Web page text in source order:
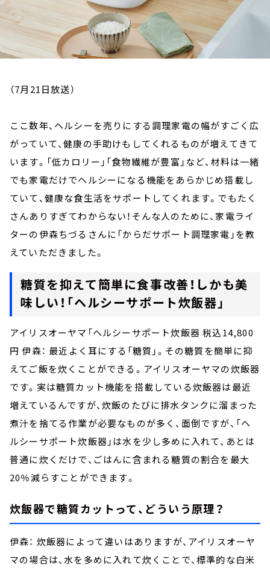
（7月21日放送）
ここ数年、ヘルシーを売りにする調理家電の幅がすごく広
がっていて、健康の手助けもしてくれるものが増えてきて
います。「低カロリー」「食物繊維が豊富」など、材料は一緒
でも家電だけでヘルシーになる機能をあらかじめ搭載し
ていて、健康な食生活をサポートしてくれます。でもたく
さんありすぎてわからない！そんな人のために、家電ライ
ターの伊森ちづるさんに「からだサポート調理家電」を教
えていただきました。
糖質を抑えて簡単に食事改善！しかも美
味しい！「ヘルシーサポート炊飯器」
アイリスオーヤマ「ヘルシーサポート炊飯器 税込14,800
円 伊森： 最近よく耳にする「糖質」。その糖質を簡単に抑
えてご飯を炊くことができる。アイリスオーヤマの炊飯器
です。実は糖質カット機能を搭載している炊飯器は最近
増えているんですが、炊飯のたびに排水タンクに溜まった
煮汁を捨てる作業が必要なものが多く、面倒ですが、「ヘ
ルシーサポート炊飯器」は水を少し多めに入れて、あとは
普通に炊くだけで、ごはんに含まれる糖質の割合を最大
20％減らすことができます。
炊飯器で糖質カットって、どういう原理？
伊森： 炊飯器によって違いはありますが、アイリスオーヤ
マの場合は、水を多めに入れて炊くことで、標準的な白米